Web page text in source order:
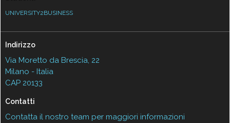
UNIVERSITY2BUSINESS
Indirizzo
Via Moretto da Brescia, 22
Milano - Italia
CAP 20133
Contatti
Contatta il nostro team per maggiori informazioni